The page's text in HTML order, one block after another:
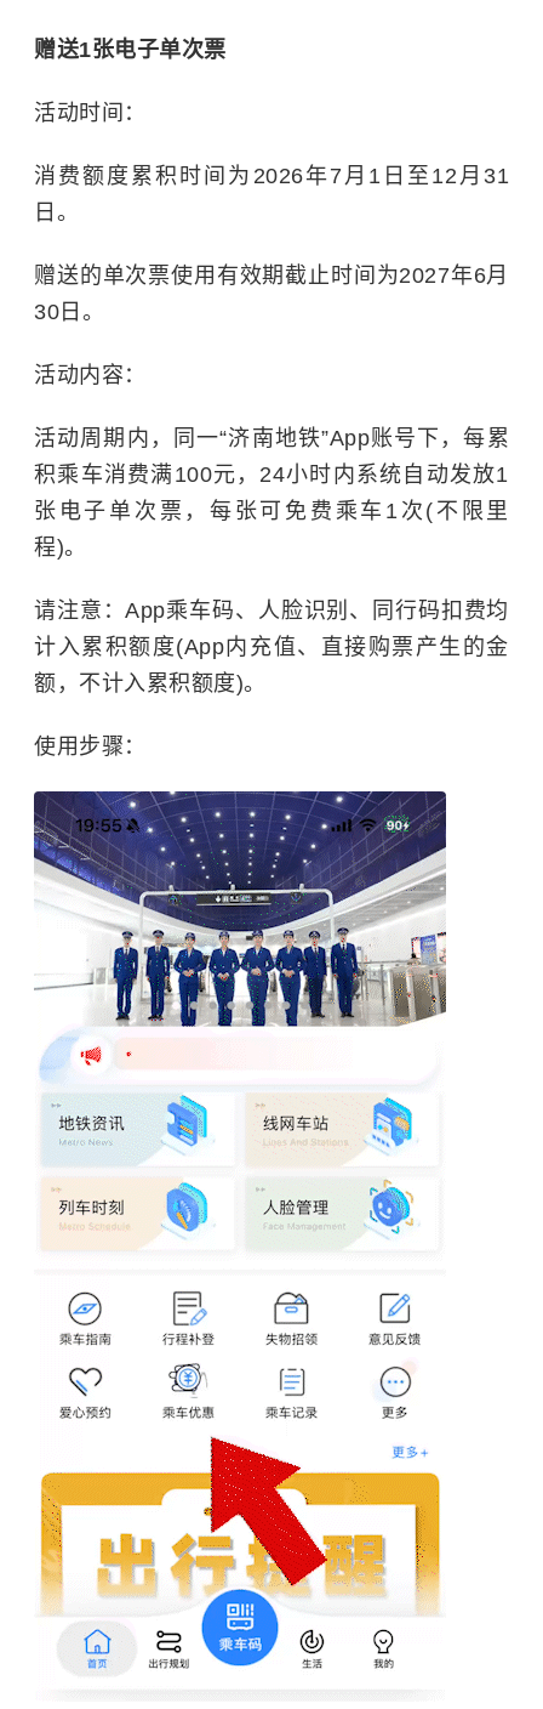
赠送1张电子单次票
活动时间：
消费额度累积时间为2026年7月1日至12月31
日。
赠送的单次票使用有效期截止时间为2027年6月
30日。
活动内容：
活动周期内，同一“济南地铁”App账号下，每累
积乘车消费满100元，24小时内系统自动发放1
张电子单次票，每张可免费乘车1次(不限里
程)。
请注意：App乘车码、人脸识别、同行码扣费均
计入累积额度(App内充值、直接购票产生的金
额，不计入累积额度)。
使用步骤：